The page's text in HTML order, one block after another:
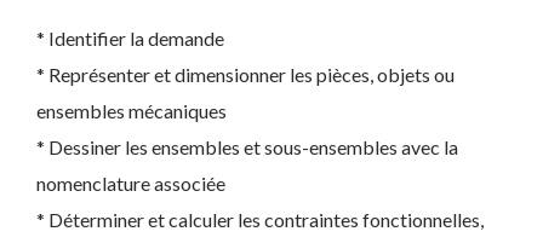
* Identifier la demande
* Représenter et dimensionner les pièces, objets ou
ensembles mécaniques
* Dessiner les ensembles et sous-ensembles avec la
nomenclature associée
* Déterminer et calculer les contraintes fonctionnelles,